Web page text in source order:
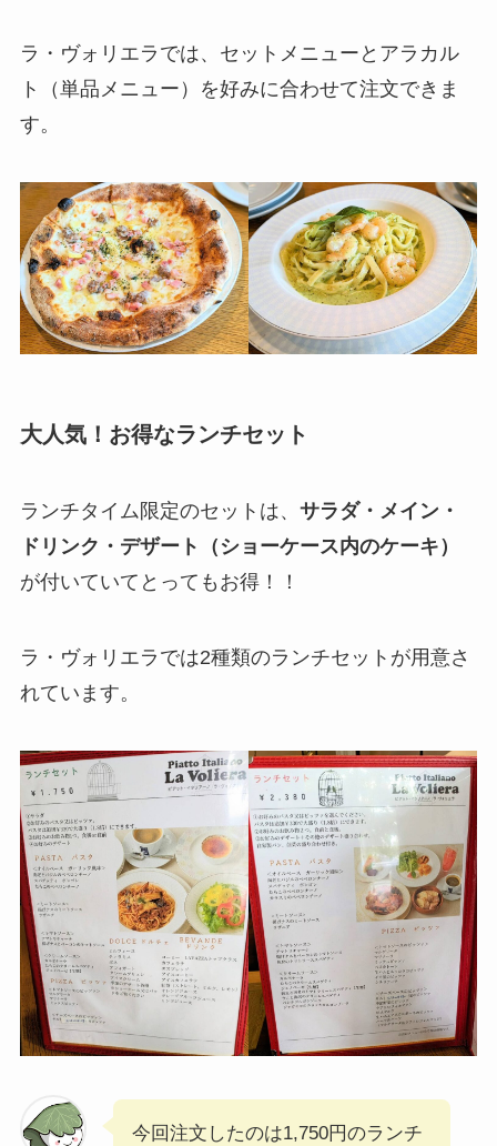
ラ・ヴォリエラでは、セットメニューとアラカル
ト（単品メニュー）を好みに合わせて注文できま
す。
大人気！お得なランチセット
ランチタイム限定のセットは、 サラダ・メイン・
ドリンク・デザート（ショーケース内のケーキ）
が付いていてとってもお得！！
ラ・ヴォリエラでは2種類のランチセットが用意さ
れています。
今回注文したのは1,750円のランチ